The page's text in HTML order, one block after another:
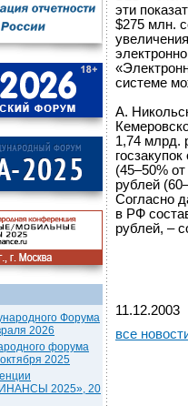
Форума
2026
форума
2025
2025», 20
эти
$275 млн.
системе
А.
1,74 млрд.
(45–50%
рублей
Согласно
в РФ
рублей, –
11.12.2003
все